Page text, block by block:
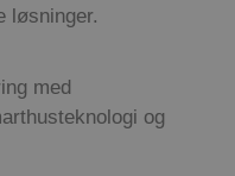
løsninger.
med
og